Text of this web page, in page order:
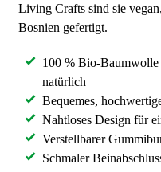
Living Crafts sind sie
Bosnien gefertigt.
100 % Bio-Baumwolle
natürlich
Bequemes,
Nahtloses Design für
Verstellbarer
Schmaler